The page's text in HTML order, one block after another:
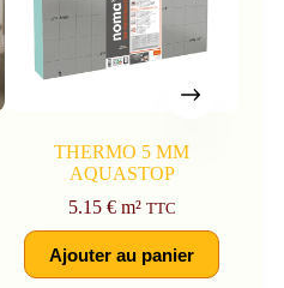
THERMO 5 MM
AQUASTOP
5.15 €m² TTC
Ajouter au panier